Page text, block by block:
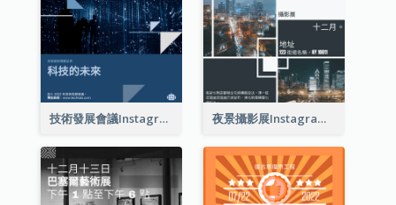
技術發展會議Instagram帖子 夜景攝影展Instagram貼子